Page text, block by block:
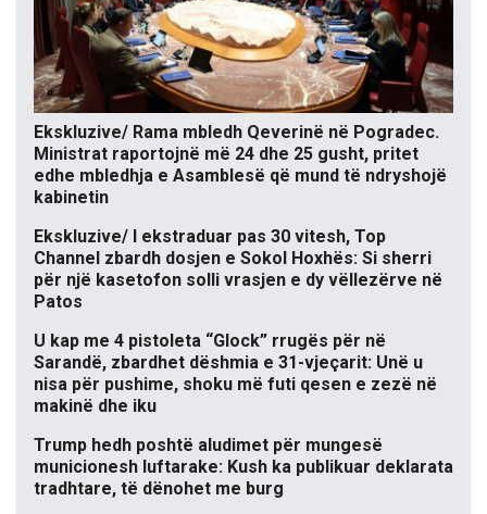
Ekskluzive/ Rama mbledh Qeverinë në Pogradec.
Ministrat raportojnë më 24 dhe 25 gusht, pritet
edhe mbledhja e Asamblesë që mund të ndryshojë
kabinetin
Ekskluzive/ I ekstraduar pas 30 vitesh, Top
Channel zbardh dosjen e Sokol Hoxhës: Si sherri
për një kasetofon solli vrasjen e dy vëllezërve në
Patos
U kap me 4 pistoleta “Glock” rrugës për në
Sarandë, zbardhet dëshmia e 31-vjeçarit: Unë u
nisa për pushime, shoku më futi qesen e zezë në
makinë dhe iku
Trump hedh poshtë aludimet për mungesë
municionesh luftarake: Kush ka publikuar deklarata
tradhtare, të dënohet me burg